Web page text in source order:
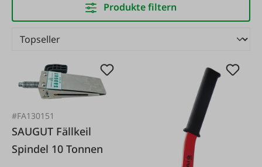
Produkte filtern
#FA130151
SAUGUT Fällkeil
Spindel 10 Tonnen